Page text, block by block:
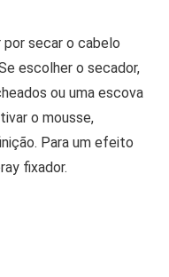
secar o cabelo
escolher o secador,
ou uma escova
o mousse,
Para um efeito
fixador.